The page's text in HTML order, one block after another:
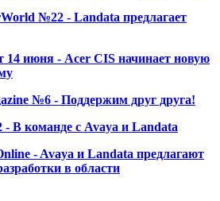
№22 - Landata предлагает
14 июня - Acer CIS начинает новую
№6 - Поддержим друг друга!
В команде с Avaya и Landata
- Avaya и Landata предлагают
в области